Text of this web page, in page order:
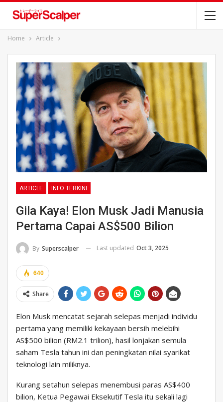
Home Article
ARTICLE INFO TERKINI
Gila Kaya! Elon Musk Jadi Manusia
Pertama Capai AS$500 Bilion
By Superscalper Last updated Oct 3, 2025
640
Share
Elon Musk mencatat sejarah selepas menjadi individu
pertama yang memiliki kekayaan bersih melebihi
AS$500 bilion (RM2.1 trilion), hasil lonjakan semula
saham Tesla tahun ini dan peningkatan nilai syarikat
teknologi lain miliknya.
Kurang setahun selepas menembusi paras AS$400
bilion, Ketua Pegawai Eksekutif Tesla itu sekali lagi